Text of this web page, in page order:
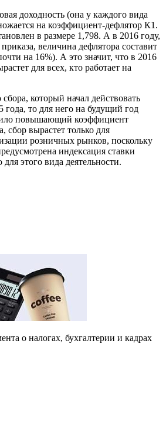
доходность (она у каждого вида
на коэффициент-дефлятор К1.
в размере 1,798. А в 2016 году,
величина дефлятора составит
на 16%). А это значит, что в 2016
для всех, кто работает на
сбора, который начал действовать
то для него на будущий год
повышающий коэффициент
сбор вырастет только для
розничных рынков, поскольку
индексация ставки
этого вида деятельности.
о налогах, бухгалтерии и кадрах